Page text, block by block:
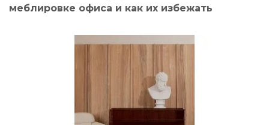
меблировке офиса и как их избежать